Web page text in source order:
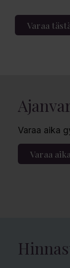
Varaa
Varaa aika
Varaa aika